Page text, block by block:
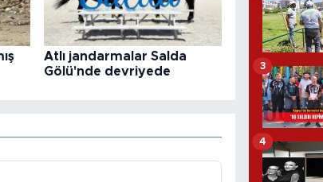
Atlı jandarmalar Salda
Gölü'nde devriyede
3
4